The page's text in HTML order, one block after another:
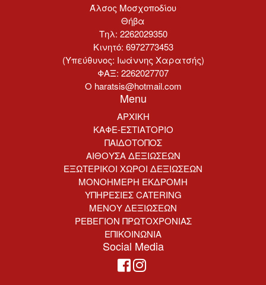
Άλσος Μοσχοποδίου
Θήβα
Τηλ: 2262029350
Κινητό: 6972773453
(Υπεύθυνος: Ιωάννης Χαρατσής)
ΦΑΞ: 2262027707
Ο haratsis@hotmail.com
Menu
ΑΡΧΙΚΗ
ΚΑΦΕ-ΕΣΤΙΑΤΟΡΙΟ
ΠΑΙΔΟΤΟΠΟΣ
ΑΙΘΟΥΣΑ ΔΕΞΙΩΣΕΩΝ
ΕΞΩΤΕΡΙΚΟΙ ΧΩΡΟΙ ΔΕΞΙΩΣΕΩΝ
ΜΟΝΟΗΜΕΡΗ ΕΚΔΡΟΜΗ
ΥΠΗΡΕΣΙΕΣ CATERING
ΜΕΝΟΥ ΔΕΞΙΩΣΕΩΝ
ΡΕΒΕΓΙΟΝ ΠΡΩΤΟΧΡΟΝΙΑΣ
ΕΠΙΚΟΙΝΩΝΙΑ
Social Media